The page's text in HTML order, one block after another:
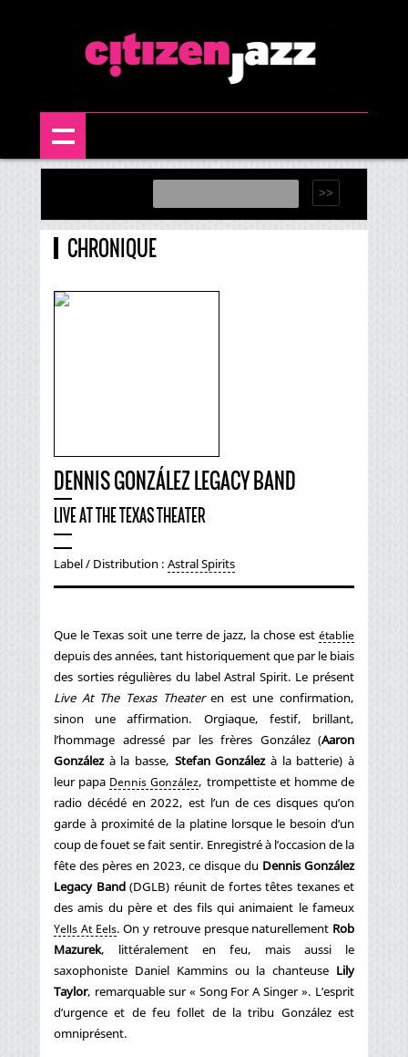
CHRONIQUE
DENNIS GONZÁLEZ LEGACY BAND
LIVE AT THE TEXAS THEATER
Label / Distribution : Astral Spirits
Que le Texas soit une terre de jazz, la chose est établie
depuis des années, tant historiquement que par le biais
des sorties régulières du label Astral Spirit. Le présent
Live At The Texas Theateren est une confirmation,
sinon une affirmation. Orgiaque, festif, brillant,
l’hommage adressé par les frères González (Aaron
Gonzálezà la basse, Stefan Gonzálezà la batterie) à
leur papa Dennis González, trompettiste et homme de
radio décédé en 2022, est l’un de ces disques qu’on
garde à proximité de la platine lorsque le besoin d’un
coup de fouet se fait sentir. Enregistré à l’occasion de la
fête des pères en 2023, ce disque du Dennis González
Legacy Band(DGLB) réunit de fortes têtes texanes et
des amis du père et des fils qui animaient le fameux
Yells At Eels. On y retrouve presque naturellement Rob
Mazurek, littéralement en feu, mais aussi le
saxophoniste Daniel Kammins ou la chanteuse Lily
Taylor, remarquable sur « Song For A Singer ». L’esprit
d’urgence et de feu follet de la tribu González est
omniprésent.